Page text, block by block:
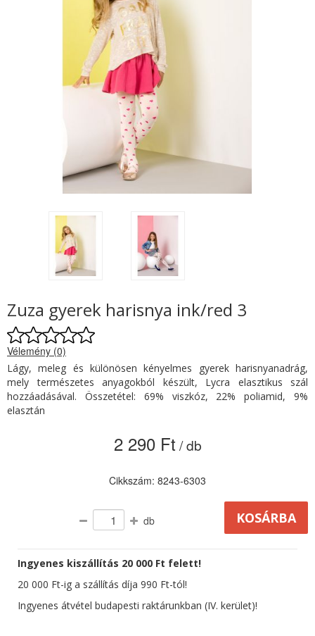
Zuza gyerek harisnya ink/red 3
Vélemény (0)
Lágy, meleg és különösen kényelmes gyerek harisnyanadrág,
mely természetes anyagokból készült, Lycra elasztikus szál
hozzáadásával. Összetétel: 69% viszkóz, 22% poliamid, 9%
elasztán
2 290 Ft / db
Cikkszám: 8243-6303
db
Ingyenes kiszállítás 20 000 Ft felett!
20 000 Ft-ig a szállítás díja 990 Ft-tól!
Ingyenes átvétel budapesti raktárunkban (IV. kerület)!